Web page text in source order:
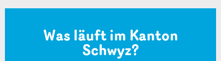
Was läuft im Kanton
Schwyz?